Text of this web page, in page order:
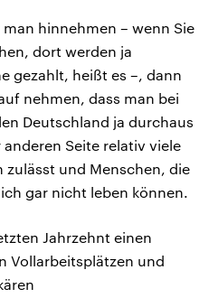
hinnehmen – wenn Sie
dort werden ja
gezahlt, heißt es –, dann
nehmen, dass man bei
Deutschland ja durchaus
Seite relativ viele
zulässt und Menschen, die
gar nicht leben können.
Jahrzehnt einen
Vollarbeitsplätzen und